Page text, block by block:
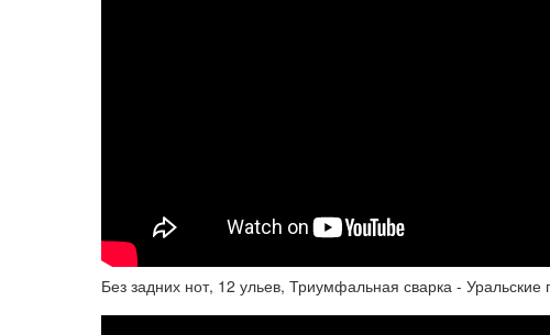
Без задних нот, 12 ульев, Триумфальная сварка -